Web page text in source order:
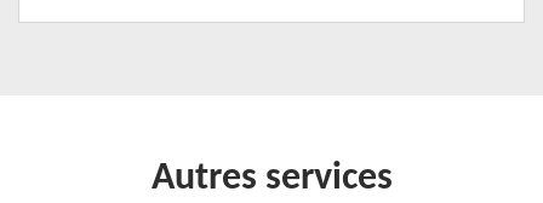
Autres services